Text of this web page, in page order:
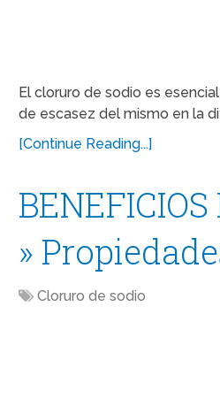
El cloruro de sodio es
de escasez del mismo en la
[Continue Reading...]
BENEFICIOS
»
Cloruro de sodio